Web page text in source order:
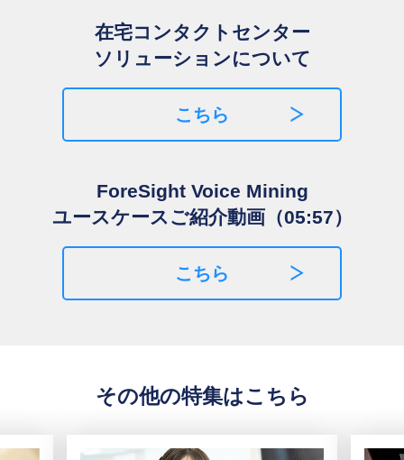
在宅コンタクトセンター
ソリューションについて
こちら
ForeSight Voice Mining
ユースケースご紹介動画（05:57）
こちら
その他の特集はこちら